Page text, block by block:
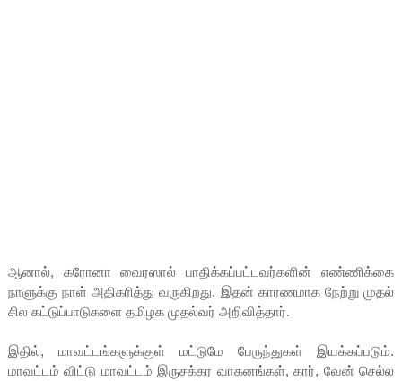
ஆனால், கரோனா வைரஸால் பாதிக்கப்பட்டவர்களின் எண்ணிக்கை
நாளுக்கு நாள் அதிகரித்து வருகிறது. இதன் காரணமாக நேற்று முதல்
சில கட்டுப்பாடுகளை தமிழக முதல்வர் அறிவித்தார்.
இதில், மாவட்டங்களுக்குள் மட்டுமே பேருந்துகள் இயக்கப்படும்.
மாவட்டம் விட்டு மாவட்டம் இருசக்கர வாகனங்கள், கார், வேன் செல்ல